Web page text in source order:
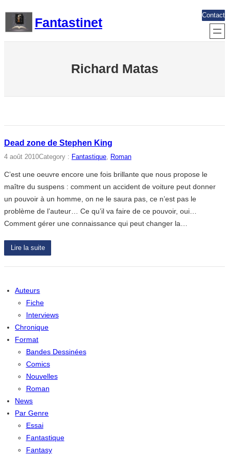
contenu
Fantastinet
Contact
Richard Matas
Dead zone de Stephen King
4 août 2010Category : Fantastique, Roman
C’est une oeuvre encore une fois brillante que nous propose le
maître du suspens : comment un accident de voiture peut donner
un pouvoir à un homme, on ne le saura pas, ce n’est pas le
problème de l’auteur… Ce qu’il va faire de ce pouvoir, oui…
Comment gérer une connaissance qui peut changer la…
Lire la suite
Auteurs
Fiche
Interviews
Chronique
Format
Bandes Dessinées
Comics
Nouvelles
Roman
News
Par Genre
Essai
Fantastique
Fantasy